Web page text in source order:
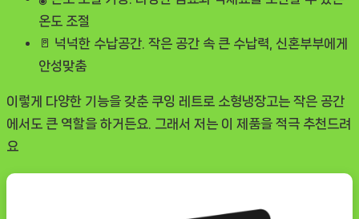
온도 조절
🚪 넉넉한 수납공간. 작은 공간 속 큰 수납력, 신혼부부에게
안성맞춤
이렇게 다양한 기능을 갖춘 쿠잉 레트로 소형냉장고는 작은 공간
에서도 큰 역할을 하거든요. 그래서 저는 이 제품을 적극 추천드려
요